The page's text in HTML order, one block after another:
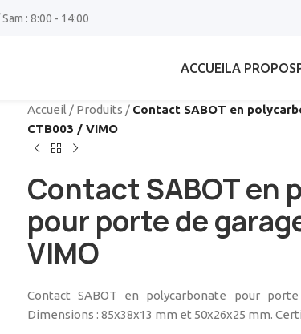
: 8:00 - 14:00
ACCUEILA PROPOS
Accueil / Produits / Contact SABOT en
CTB003 / VIMO
Contact SABOT en
pour porte de
VIMO
Contact SABOT en polycarbonate pour
Dimensions : 85x38x13 mm et 50x26x25 mm.